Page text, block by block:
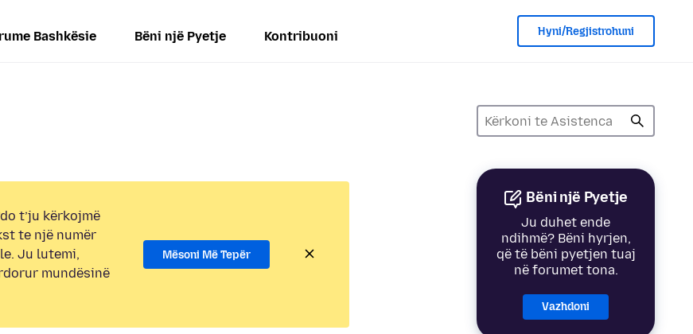
Bashkësie Bëni një Pyetje Kontribuoni Hyni/Regjistrohuni
Bëni një Pyetje
Ju duhet ende
ndihmë? Bëni hyrjen,
që të bëni pyetjen tuaj
në forumet tona.
Vazhdoni
t’ju kërkojmë
te një numër
Ju lutemi,
mundësinë
Mësoni Më Tepër